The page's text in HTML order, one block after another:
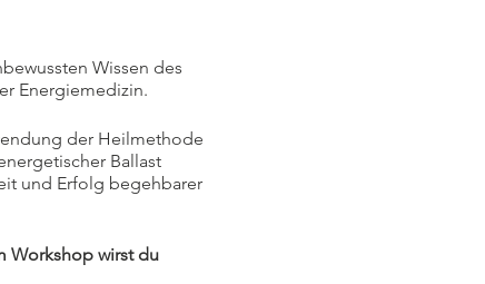
Wissen des
Energiemedizin.
der Heilmethode
Ballast
und Erfolg begehbarer
Workshop wirst du